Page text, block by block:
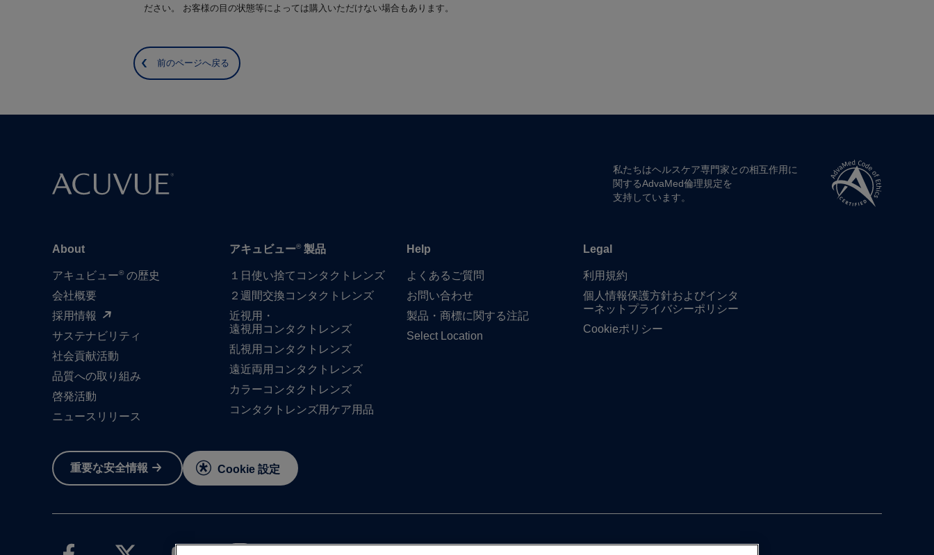
ださい。 お客様の目の状態等によっては購入いただけない場合もあります。
前のページへ戻る
私たちは​ヘルスケア専門家との​相互作用に​
関する​AdvaMed倫理規定を​
支持しています。
About
アキュビュー® の歴史
会社概要
採用情報
サステナビリティ
社会貢献活動
品質への​取り組み
啓発活動
ニュースリリース
アキュビュー®製品
１日​使い捨て​​コンタクトレンズ
２週間交換コンタクトレンズ
近視用・
遠視用コンタクトレンズ
乱視用コンタクトレンズ
遠近両用コンタクトレンズ
カラーコンタクトレンズ
コンタクトレンズ用ケア用品
Help
よく​ある​ご質問
お問い​合わせ
製品・商標に​関する​注記
Select Location
Legal
利用規約
個人情報保護方針およびインタ
ーネットプライバシーポリシー
Cookieポリシー
重要な​安全情報 Cookie 設定